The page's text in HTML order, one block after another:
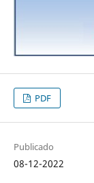
PDF
Publicado
08-12-2022